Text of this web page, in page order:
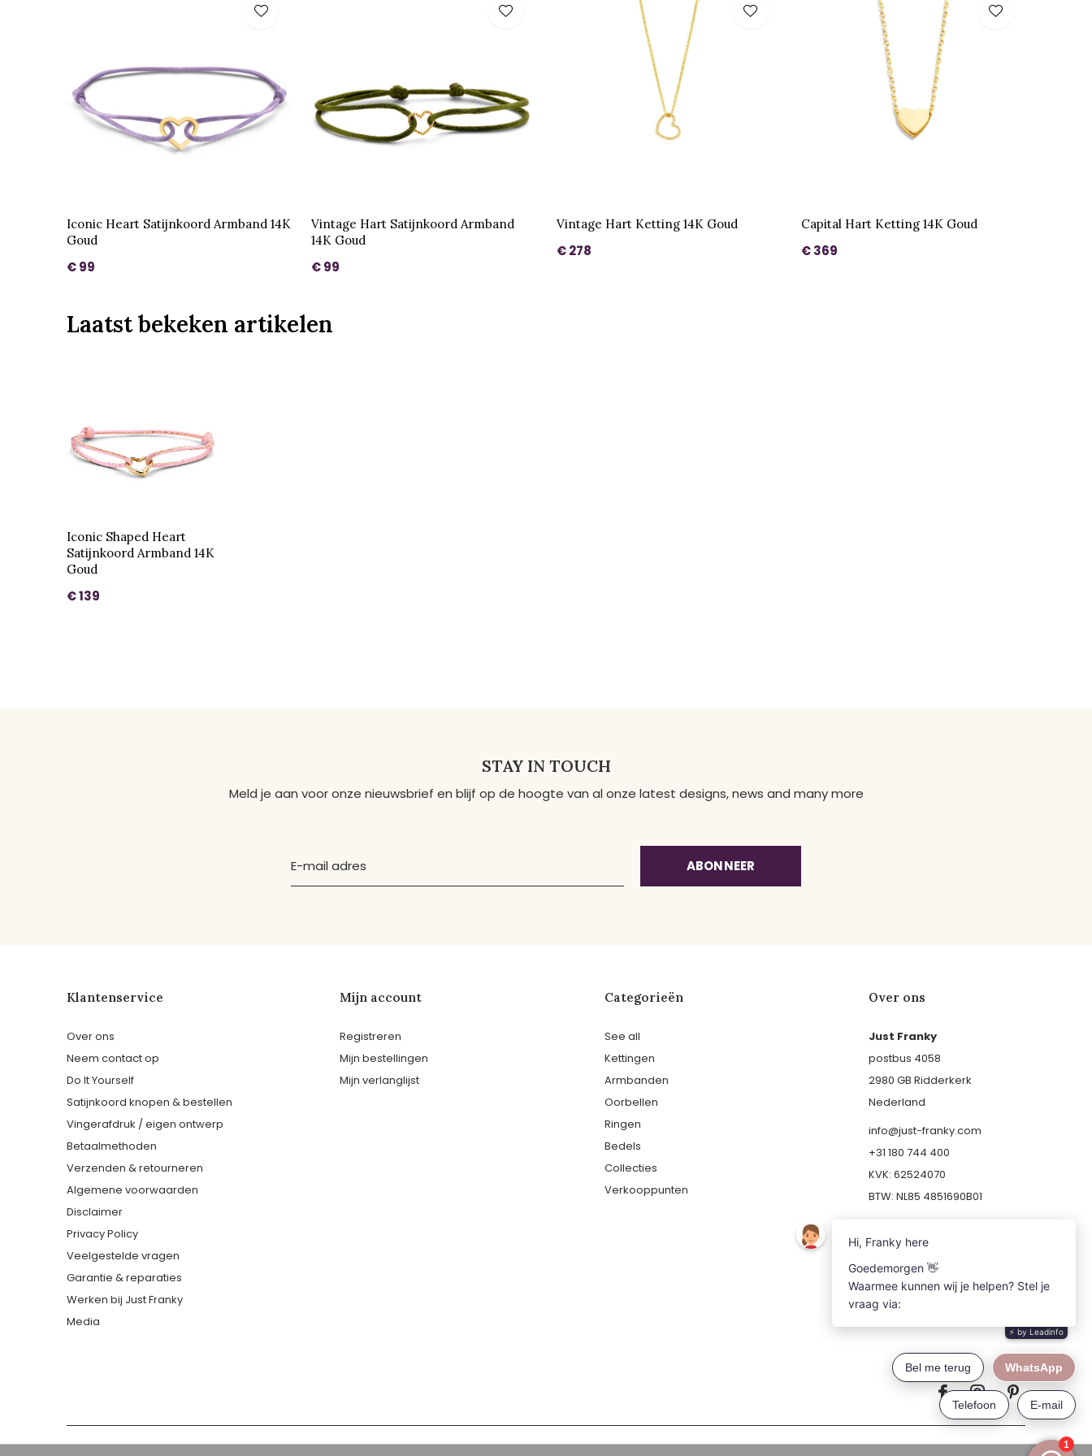
Iconic Heart Satijnkoord Armband 14K
Goud
€ 99
Vintage Hart Satijnkoord Armband
14K Goud
€ 99
Vintage Hart Ketting 14K Goud
€ 278
Capital Hart Ketting 14K Goud
€ 369
Laatst bekeken artikelen
Iconic Shaped Heart
Satijnkoord Armband 14K
Goud
€ 139
STAY IN TOUCH
Meld je aan voor onze nieuwsbrief en blijf op de hoogte van al onze latest designs, news and many more
ABONNEER
Klantenservice
Over ons
Neem contact op
Do It Yourself
Satijnkoord knopen & bestellen
Vingerafdruk / eigen ontwerp
Betaalmethoden
Verzenden & retourneren
Algemene voorwaarden
Disclaimer
Privacy Policy
Veelgestelde vragen
Garantie & reparaties
Werken bij Just Franky
Media
Mijn account
Registreren
Mijn bestellingen
Mijn verlanglijst
Categorieën
See all
Kettingen
Armbanden
Oorbellen
Ringen
Bedels
Collecties
Verkooppunten
Over ons
Just Franky
postbus 4058
2980 GB Ridderkerk
Nederland
info@just-franky.com
+31 180 744 400
KVK: 62524070
BTW: NL85 4851690B01